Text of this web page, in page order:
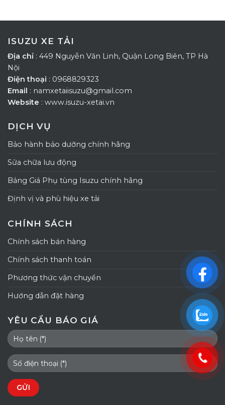
ISUZU XE TẢI
Địa chỉ : 449 Nguyễn Văn Linh, Quận Long Biên, TP Hà
Nội
Điện thoại : 0968829323
Email : namxetaiisuzu@gmail.com
Website : www.isuzu-xetai.vn
DỊCH VỤ
Bảo hành bảo dưỡng chính hãng
Sửa chữa lưu động
Bảng Giá Phụ tùng Isuzu chính hãng
Định vị và phù hiệu xe tải
CHÍNH SÁCH
Chính sách bán hàng
Chính sách thanh toán
Phương thức vận chuyển
Hướng dẫn đặt hàng
YÊU CẦU BÁO GIÁ